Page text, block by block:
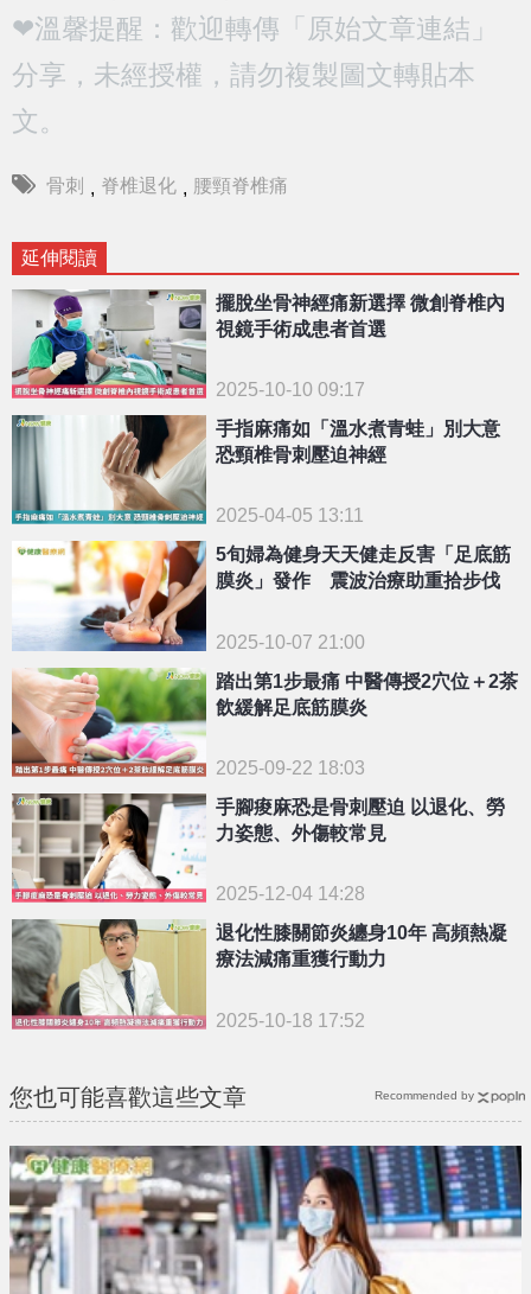
❤溫馨提醒：歡迎轉傳「原始文章連結」
分享，未經授權，請勿複製圖文轉貼本
文。
骨刺 , 脊椎退化 , 腰頸脊椎痛
延伸閱讀
擺脫坐骨神經痛新選擇 微創脊椎內
視鏡手術成患者首選
2025-10-10 09:17
手指麻痛如「溫水煮青蛙」別大意
恐頸椎骨刺壓迫神經
2025-04-05 13:11
5旬婦為健身天天健走反害「足底筋
膜炎」發作 震波治療助重拾步伐
2025-10-07 21:00
踏出第1步最痛 中醫傳授2穴位＋2茶
飲緩解足底筋膜炎
2025-09-22 18:03
手腳痠麻恐是骨刺壓迫 以退化、勞
力姿態、外傷較常見
2025-12-04 14:28
退化性膝關節炎纏身10年 高頻熱凝
療法減痛重獲行動力
2025-10-18 17:52
您也可能喜歡這些文章 Recommended by